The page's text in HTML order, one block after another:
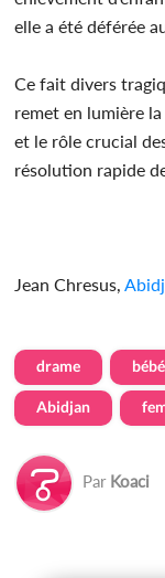
elle a été déférée
Ce fait divers
remet en lumière
et le rôle crucial
résolution rapide
Jean Chresus,
drame bébé
Abidjan
Par Koaci